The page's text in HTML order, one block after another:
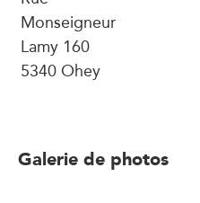
Monseigneur
Lamy 160
5340 Ohey
Galerie de photos